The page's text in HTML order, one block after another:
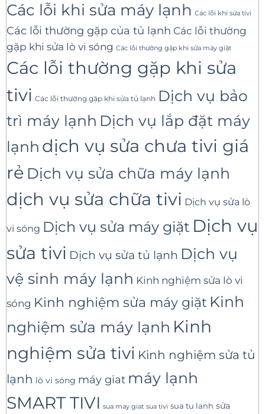
Các lỗi khi sửa máy lạnh Các lỗi khi sửa tivi
Các lỗi thường gặp của tủ lạnh Các lỗi thường
gặp khi sửa lò vi sóng Các lỗi thường gặp khi sửa máy giặt
Các lỗi thường gặp khi sửa
tivi Các lỗi thường gặp khi sửa tủ lạnh Dịch vụ bảo
trì máy lạnh Dịch vụ lắp đặt máy
lạnh dịch vụ sửa chưa tivi giá
rẻ Dịch vụ sửa chữa máy lạnh
dịch vụ sửa chữa tivi Dịch vụ sửa lò
vi sóng Dịch vụ sửa máy giặt Dịch vụ
sửa tivi Dịch vụ sửa tủ lạnh Dịch vụ
vệ sinh máy lạnh Kinh nghiệm sửa lò vi
sóng Kinh nghiệm sửa máy giặt Kinh
nghiệm sửa máy lạnh Kinh
nghiệm sửa tivi Kinh nghiệm sửa tủ
lạnh lò vi sóng máy giat máy lạnh
SMART TIVI sua may giat sua tivi sua tu lanh sửa